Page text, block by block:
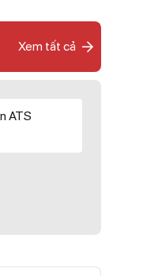
Xem tất cả
ATS